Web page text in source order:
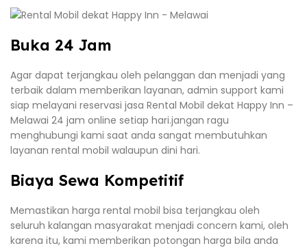
Buka 24 Jam
Agar dapat terjangkau oleh pelanggan dan menjadi yang
terbaik dalam memberikan layanan, admin support kami
siap melayani reservasi jasa Rental Mobil dekat Happy Inn –
Melawai 24 jam online setiap hari.jangan ragu
menghubungi kami saat anda sangat membutuhkan
layanan rental mobil walaupun dini hari.
Biaya Sewa Kompetitif
Memastikan harga rental mobil bisa terjangkau oleh
seluruh kalangan masyarakat menjadi concern kami, oleh
karena itu, kami memberikan potongan harga bila anda